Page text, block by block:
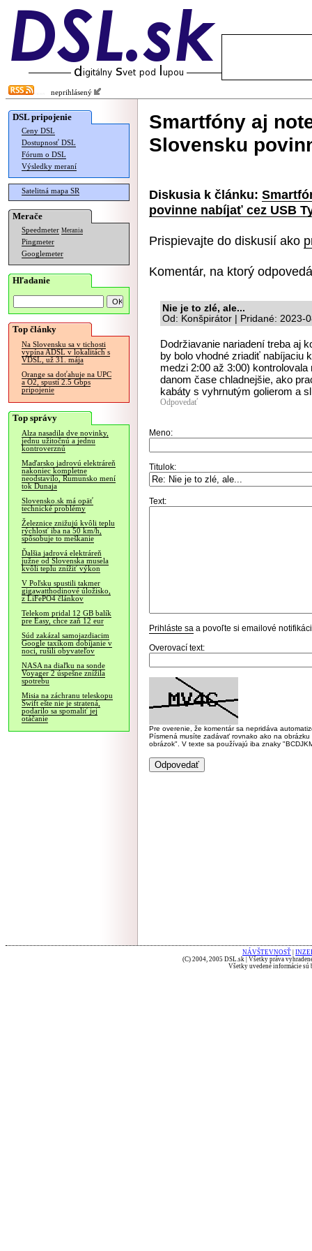
neprihlásený
DSL pripojenie
Ceny DSL
Dostupnosť DSL
Fórum o DSL
Výsledky meraní
Satelitná mapa SR
Merače
Speedmeter Merania
Pingmeter
Googlemeter
Hľadanie
Top články
Na Slovensku sa v tichosti
vypína ADSL v lokalitách s
VDSL, už 31. mája
Orange sa doťahuje na UPC
a O2, spustí 2.5 Gbps
pripojenie
Top správy
Alza nasadila dve novinky,
jednu užitočnú a jednu
kontroverznú
Maďarsko jadrovú elektráreň
nakoniec kompletne
neodstavilo, Rumunsko mení
tok Dunaja
Slovensko.sk má opäť
technické problémy
Železnice znižujú kvôli teplu
rýchlosť iba na 50 km/h,
spôsobuje to meškanie
Ďalšia jadrová elektráreň
južne od Slovenska musela
kvôli teplu znížiť výkon
V Poľsku spustili takmer
gigawatthodinové úložisko,
z LiFePO4 článkov
Telekom pridal 12 GB balík
pre Easy, chce zaň 12 eur
Súd zakázal samojazdiacim
Google taxíkom dobíjanie v
noci, rušili obyvateľov
NASA na diaľku na sonde
Voyager 2 úspešne znížila
spotrebu
Misia na záchranu teleskopu
Swift ešte nie je stratená,
podarilo sa spomaliť jej
otáčanie
Smartfóny aj
Slovensku
Diskusia k článku:
povinne nabíjať cez USB
Prispievajte do diskusií ako
Komentár, na ktorý
Nie je to zlé, ale...
Od: Konšpirátor | Pridané: 2023-
Dodržiavanie nariadení treba aj
by bolo vhodné zriadiť nabíjaciu
medzi 2:00 až 3:00)
danom čase chladnejšie, ako
kabáty s vyhrnutým golierom a
Odpovedať
Meno:
Titulok:
Text:
Prihláste sa a povoľte si emailové
Overovací text:
Pre overenie, že komentár sa nepridáva
Písmená musíte zadávať rovnako ako na
obrázok". V texte sa používajú iba znaky
NÁVŠTEVNOSŤ
(C) 2004, 2005 DSL.sk | Všetky práva
Všetky uvedené informácie sú